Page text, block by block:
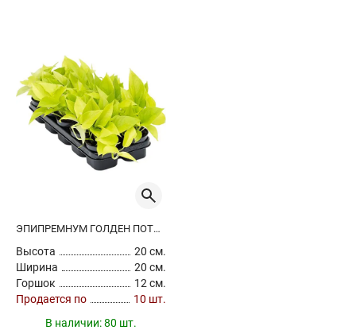
ЭПИПРЕМНУМ ГОЛДЕН ПОТОС
Высота
20 см.
Ширина
20 см.
Горшок
12 см.
Продается по
10 шт.
В наличии:80 шт.